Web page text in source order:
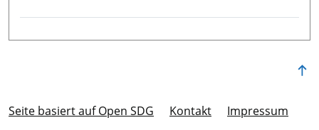
Seite basiert auf Open SDG Kontakt Im­pres­s­um